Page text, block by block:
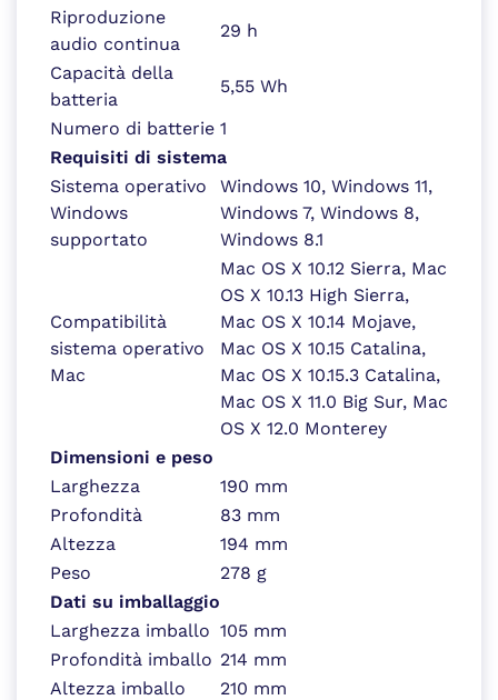
Riproduzione
audio continua
29 h
Capacità della
batteria
5,55 Wh
Numero di batterie 1
Requisiti di sistema
Sistema operativo
Windows
supportato
Windows 10, Windows 11,
Windows 7, Windows 8,
Windows 8.1
Compatibilità
sistema operativo
Mac
Mac OS X 10.12 Sierra, Mac
OS X 10.13 High Sierra,
Mac OS X 10.14 Mojave,
Mac OS X 10.15 Catalina,
Mac OS X 10.15.3 Catalina,
Mac OS X 11.0 Big Sur, Mac
OS X 12.0 Monterey
Dimensioni e peso
Larghezza
190 mm
Profondità
83 mm
Altezza
194 mm
Peso
278 g
Dati su imballaggio
Larghezza imballo 105 mm
Profondità imballo 214 mm
Altezza imballo
210 mm